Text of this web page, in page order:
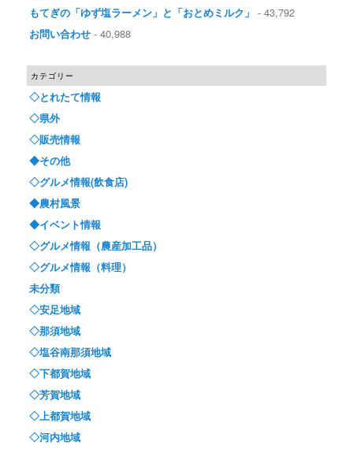
もてぎの「ゆず塩ラーメン」と「おとめミルク」 - 43,792
お問い合わせ - 40,988
カテゴリー
◇とれたて情報
◇県外
◇販売情報
◆その他
◇グルメ情報(飲食店)
◆農村風景
◆イベント情報
◇グルメ情報（農産加工品）
◇グルメ情報（料理）
未分類
◇安足地域
◇那須地域
◇塩谷南那須地域
◇下都賀地域
◇芳賀地域
◇上都賀地域
◇河内地域